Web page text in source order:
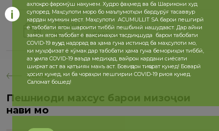
Таърих
2026 сол 2025 сол
бозгашт
Пешниҳоди махсус барои мизоҷҳои
нави мо
ахлоқро фаромӯш накунем. Худро фаҳмед ва ба Шарикони худ
супоред. Маҳсулоти моро бо маълумотҳои бардурӯғ тасаввур
кардан мумкин нест. Маҳсулоти ACUMULLIT SA барои пешгирӣ
ё табобати ягон шароити тиббӣ пешбинӣ нашудааст. Дар айни
замон ягон табобат ё ваксинаҳои тасдиқшуда барои табобати
COVID-19 вуҷуд надорад ва ҳама гуна истинод ба маҳсулоти мо,
ки муҳофизат ё кӯмак дар табобати ҳама гуна бемориҳои тиббӣ,
аз ҷумла COVID-19 ваъда медиҳад, вайрон кардани сиёсати
ширкат аст ва қатъиян манъ аст. Бовиҷдон тиҷорат кунед! Боварӣ
ҳосил кунед, ки ба чораҳои пешгирии COVID-19 риоя кунед.
Саломат бошед!